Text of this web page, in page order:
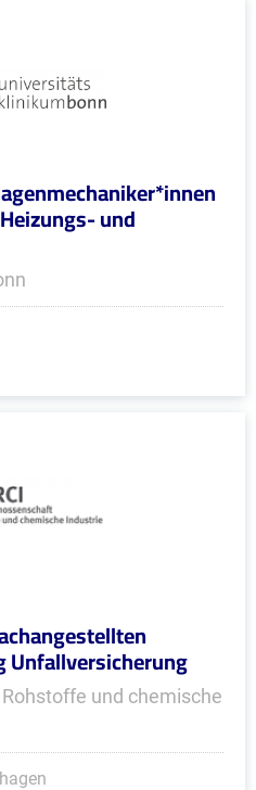
und
und chemische